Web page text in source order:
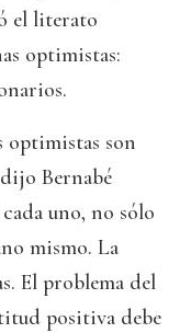
el literato
optimistas:
optimistas son
Bernabé
uno, no sólo
mismo. La
El problema del
positiva debe